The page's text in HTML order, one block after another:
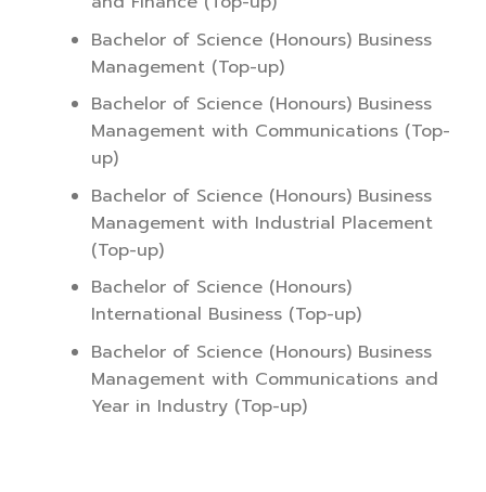
Bachelor of Science (Honours) Business
Management (Top-up)
Bachelor of Science (Honours) Business
Management with Communications (Top-
up)
Bachelor of Science (Honours) Business
Management with Industrial Placement
(Top-up)
Bachelor of Science (Honours)
International Business (Top-up)
Bachelor of Science (Honours) Business
Management with Communications and
Year in Industry (Top-up)